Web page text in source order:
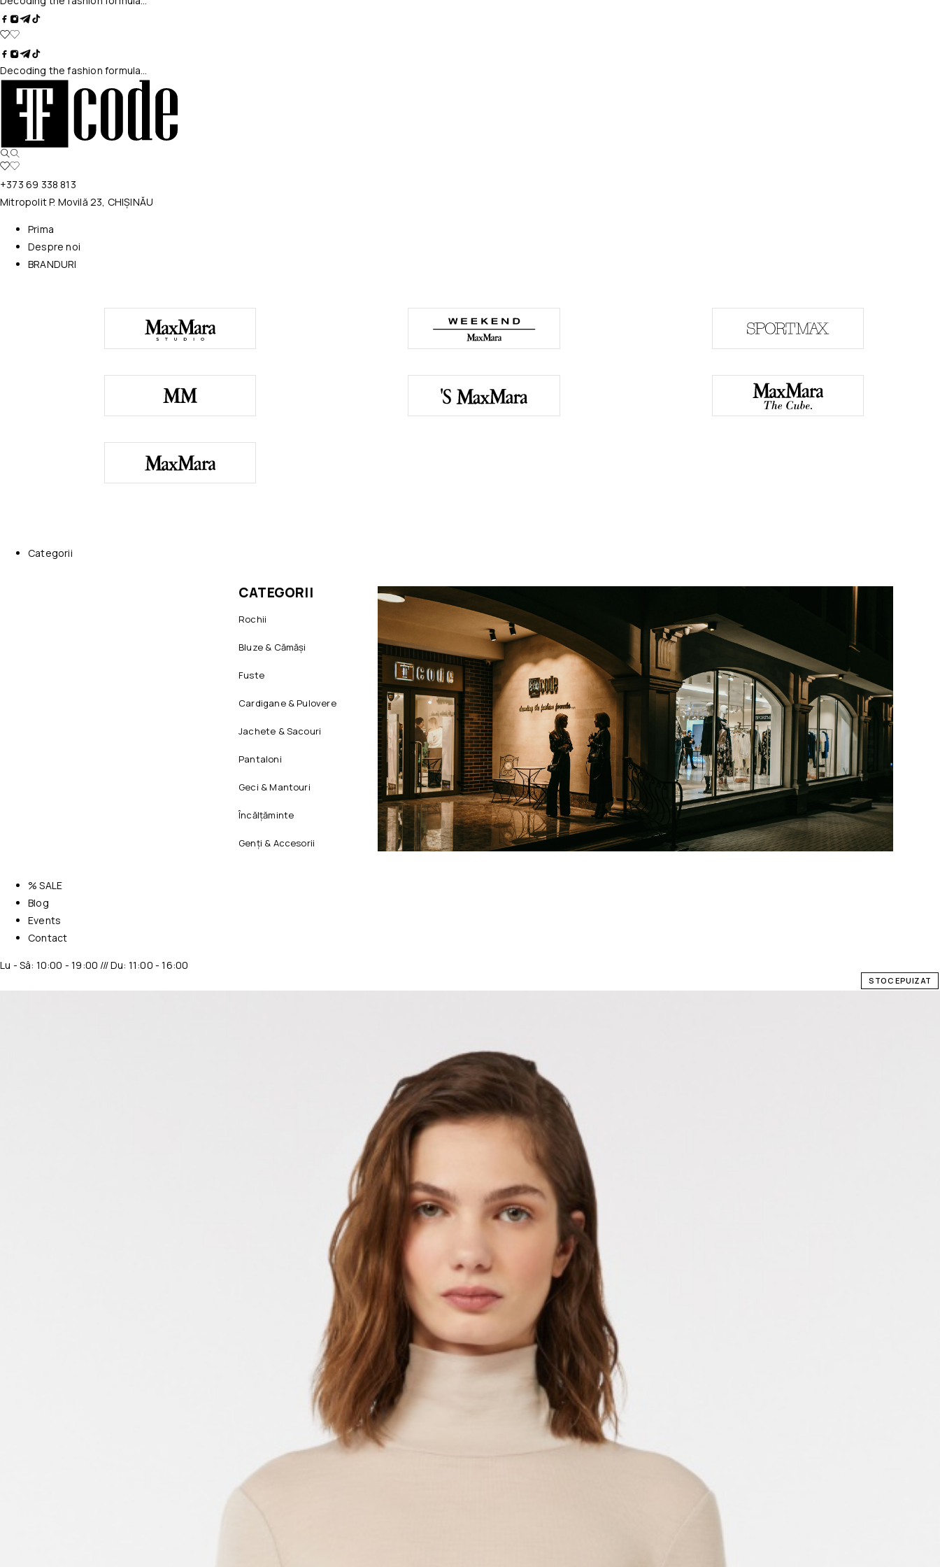
Decoding the fashion formula…
+373 69 338 813
Mitropolit P. Movilă 23, CHIȘINĂU
Prima
Despre noi
BRANDURI
Categorii
CATEGORII
Rochii
Bluze & Cămăși
Fuste
Cardigane & Pulovere
Jachete & Sacouri
Pantaloni
Geci & Mantouri
Încălțăminte
Genți & Accesorii
% SALE
Blog
Events
Contact
Lu - Sâ: 10:00 - 19:00 /// Du: 11:00 - 16:00
STOC EPUIZAT